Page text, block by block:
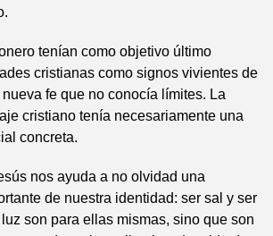
tenían como objetivo último
cristianas como signos vivientes de
fe que no conocía límites. La
cristiano tenía necesariamente una
concreta.
nos ayuda a no olvidad una
de nuestra identidad: ser sal y ser
son para ellas mismas, sino que son